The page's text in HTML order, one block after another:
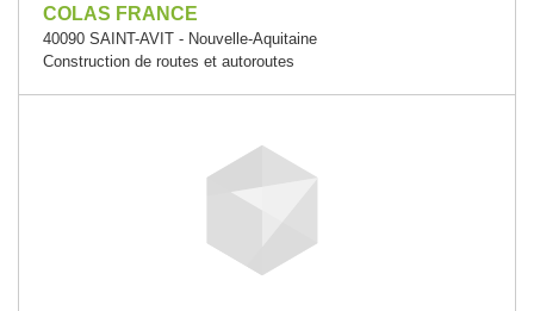
COLAS FRANCE
40090 SAINT-AVIT - Nouvelle-Aquitaine
Construction de routes et autoroutes